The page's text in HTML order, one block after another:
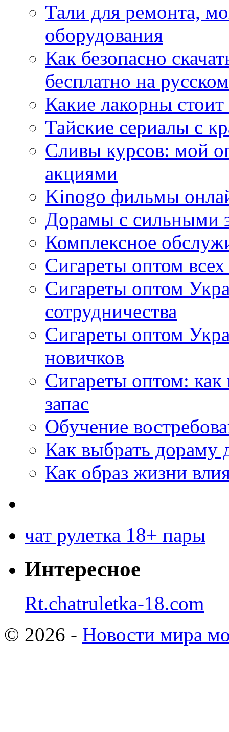
Тали для ремонта,
оборудования
Как безопасно
бесплатно на
Какие лакорны
Тайские сериалы с
Сливы курсов: мой
акциями
Kinogo фильмы
Дорамы с сильными
Комплексное
Сигареты оптом
Сигареты оптом
сотрудничества
Сигареты оптом
новичков
Сигареты оптом:
запас
Обучение
Как выбрать дораму
Как образ жизни
чат рулетка 18+ пары
Интересное
Rt.chatruletka-18.com
© 2026 - Новости мира